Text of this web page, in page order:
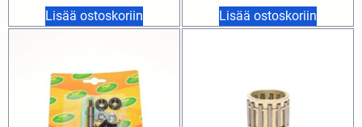
Lisää ostoskoriin Lisää ostoskoriin